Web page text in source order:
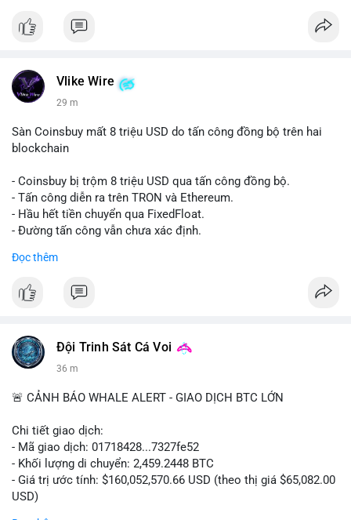
📰 Nguồn: Cointelegraph
Vlike Wire
29 m
Sàn Coinsbuy mất 8 triệu USD do tấn công đồng bộ trên hai
blockchain
- Coinsbuy bị trộm 8 triệu USD qua tấn công đồng bộ.
- Tấn công diễn ra trên TRON và Ethereum.
- Hầu hết tiền chuyển qua FixedFloat.
- Đường tấn công vẫn chưa xác định.
#binancesquare
$trx $eth
📰 Nguồn: CoinDesk
Đọc thêm
Đội Trinh Sát Cá Voi
36 m
🚨 CẢNH BÁO WHALE ALERT - GIAO DỊCH BTC LỚN
Chi tiết giao dịch:
- Mã giao dịch: 01718428...7327fe52
- Khối lượng di chuyển: 2,459.2448 BTC
- Giá trị ước tính: $160,052,570.66 USD (theo thị giá $65,082.00
USD)